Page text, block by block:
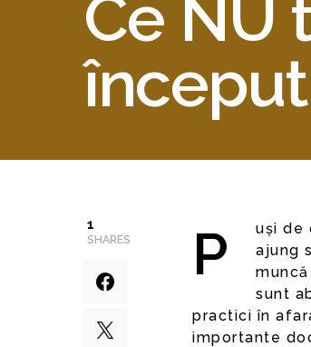
Ce NU
1
SHARES Puși de cele mai multe ori în fața faptului împlinit, mulți candidați
ajung
sunt
practici în
importante